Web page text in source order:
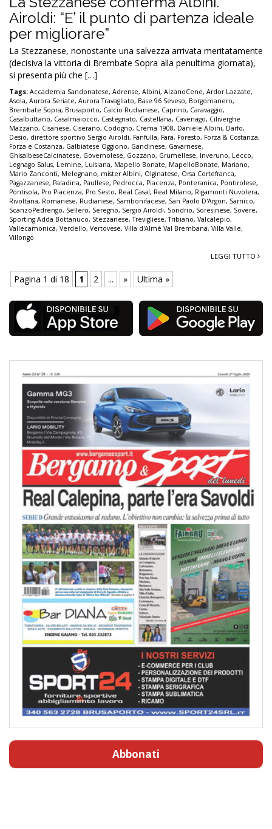
Airoldi: “E’ il punto di partenza ideale
per migliorare”
La Stezzanese, nonostante una salvezza arrivata meritatamente
(decisiva la vittoria di Brembate Sopra alla penultima giornata),
si presenta più che […]
Tags: Accademia Sandonatese, Adrense, Albini, AlzanoCene, Ardor Lazzate,
Asola, Aurora Seriate, Aurora Travagliato, Base 96 Seveso, Borgomanero,
Brembate Sopra, Brusaporto, Calcio Rudianese, Caprino, Caravaggio,
Casalbuttano, Casalmaiocco, Castegnato, Castellana, Cavenago, Ciliverghe
Mazzano, Cisanese, Ciserano, Codogno, Crema 1908, Daniele Albini, Darfo,
Desio, direttore sportivo Sergio Airoldi, Fanfulla, Fara, Foresto, Forza & Costanza,
Forza e Costanza, Galbiatese Oggiono, Gandinese, Gavarnese,
GhisalbeseCalcinatese, Governolese, Gozzano, Grumellese, Inveruno, Lecco,
Legnago Salus, Lemine, Luisiana, Mapello Bonate, MapelloBonate, Mariano,
Mario Zanconti, Melegnano, mister Albini, Olginatese, Orsa Cortefranca,
Pagazzanese, Paladina, Paullese, Pedrocca, Piacenza, Ponteranica, Pontirolese,
Pontisola, Pro Piacenza, Pro Sesto, Real Casal, Real Milano, Rigamonti Nuvolera,
Rivoltana, Romanese, Rudianese, Sambonifacese, San Paolo D'Argon, Sarnico,
ScanzoPedrengo, Sellero, Seregno, Sergio Airoldi, Sondrio, Soresinese, Sovere,
Sporting Adda Bottanuco, Stezzanese,Trevigliese,Tribiano, Valcalepio,
Vallecamonica, Verdello, Vertovese, Villa d'Almè Val Brembana, Villa Valle,
Villongo
LEGGI TUTTO
Pagina 1 di 18 1 2 ... » Ultima »
Abbonati